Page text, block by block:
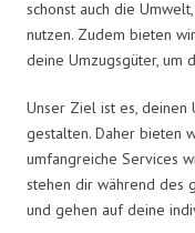
schonst auch die
nutzen. Zudem bieten
deine Umzugsgüter, um
Unser Ziel ist es, deinen
gestalten. Daher bieten
umfangreiche Services
stehen dir während des
und gehen auf deine